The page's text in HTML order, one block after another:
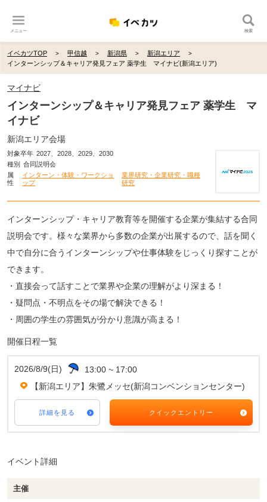
メニュー 検索
イベカツTOP 甲信越 新潟県
新潟エリア
インターンシップ＆キャリア発見フェア 薬学生 マイナビ(新潟エリア)
マイナビ
インターンシップ＆キャリア発見フェア 薬学生 マ
イナビ
新潟エリア会場
対象卒年 2027、2028、2029、2030
種別 合同説明会
属
性
インターン・体験・ワークショ
ップ
業界研究・企業研究・職種
研究
インターンシップ・キャリア教育等を開催する企業が集結する合同
説明会です。様々な業界から多数の企業が出展するので、話を聞く
中で自分に合うインターンシップや仕事体験をじっくり探すことが
できます。
・直接会って話すことで業界や企業の理解がより深まる！
・疑問点・不明点をその場で解決できる！
・周囲の学生の雰囲気が分かり意識が高まる！
開催日程一覧
2026/8/9(日)
13:00 ~ 17:00
【新潟エリア】朱鷺メッセ(新潟コンベンションセンター)
詳細を見る クイックエントリー
イベント詳細
主催